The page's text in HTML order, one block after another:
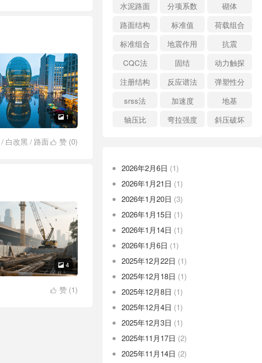
 1
 赞 (0)
/ 白改黑/ 路面
 4
 赞 (1)
水泥路面
分项系数
砌体
路面结构
标准值
荷载组合
标准组合
地震作用
抗震
CQC法
固结
动力触探
注册结构
反应谱法
弹塑性分
srss法 加速度
地基
轴压比
弯拉强度 斜压破坏
2026年2月6日 (1)
2026年1月21日 (1)
2026年1月20日 (3)
2026年1月15日 (1)
2026年1月14日 (1)
2026年1月6日 (1)
2025年12月22日 (1)
2025年12月18日 (1)
2025年12月8日 (1)
2025年12月4日 (1)
2025年12月3日 (1)
2025年11月17日 (2)
2025年11月14日 (2)